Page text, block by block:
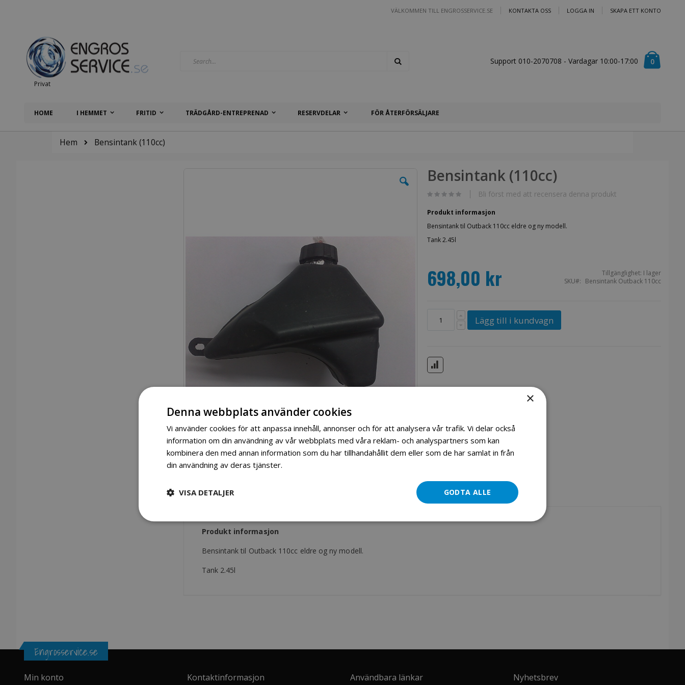
VÄLKOMMEN TILL ENGROSSERVICE.SE KONTAKTA OSS LOGGA IN SKAPA ETT KONTO
Privat
0artiklar
Support 010-2070708 - Vardagar 10:00-17:00
HOME I HEMMET FRITID TRÄDGÅRD-ENTREPRENAD RESERVDELAR FÖR ÅTERFÖRSÄLJARE
Hem Bensintank (110cc)
Bensintank (110cc)
till
början
Bensintank (110cc)
Bli först med att recensera denna produkt
Produkt informasjon
Bensintank til Outback 110cc eldre og ny modell.
Tank 2.45l
698,00 kr Tillgänglighet: I lager
SKU
Bensintank Outback 110cc
Lägg till i kundvagn
Produkt informasjon
Bensintank til Outback 110cc eldre og ny modell.
Tank 2.45l
Engrosservice.se
Min konto Kontaktinformasjon Användbara länkar Nyhetsbrev
×
Denna webbplats använder cookies
Vi använder cookies för att anpassa innehåll, annonser och för att analysera vår trafik. Vi delar också
information om din användning av vår webbplats med våra reklam- och analyspartners som kan
kombinera den med annan information som du har tillhandahållit dem eller som de har samlat in från
din användning av deras tjänster.
GODTA ALLE
VISA DETALJER